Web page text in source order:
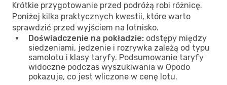
Krótkie przygotowanie przed podróżą robi różnicę.
Poniżej kilka praktycznych kwestii, które warto
sprawdzić przed wyjściem na lotnisko.
Doświadczenie na pokładzie: odstępy między
siedzeniami, jedzenie i rozrywka zależą od typu
samolotu i klasy taryfy. Podsumowanie taryfy
widoczne podczas wyszukiwania w Opodo
pokazuje, co jest wliczone w cenę lotu.